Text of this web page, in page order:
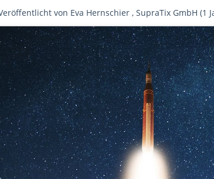
von Eva Hernschier ,SupraTix GmbH (1